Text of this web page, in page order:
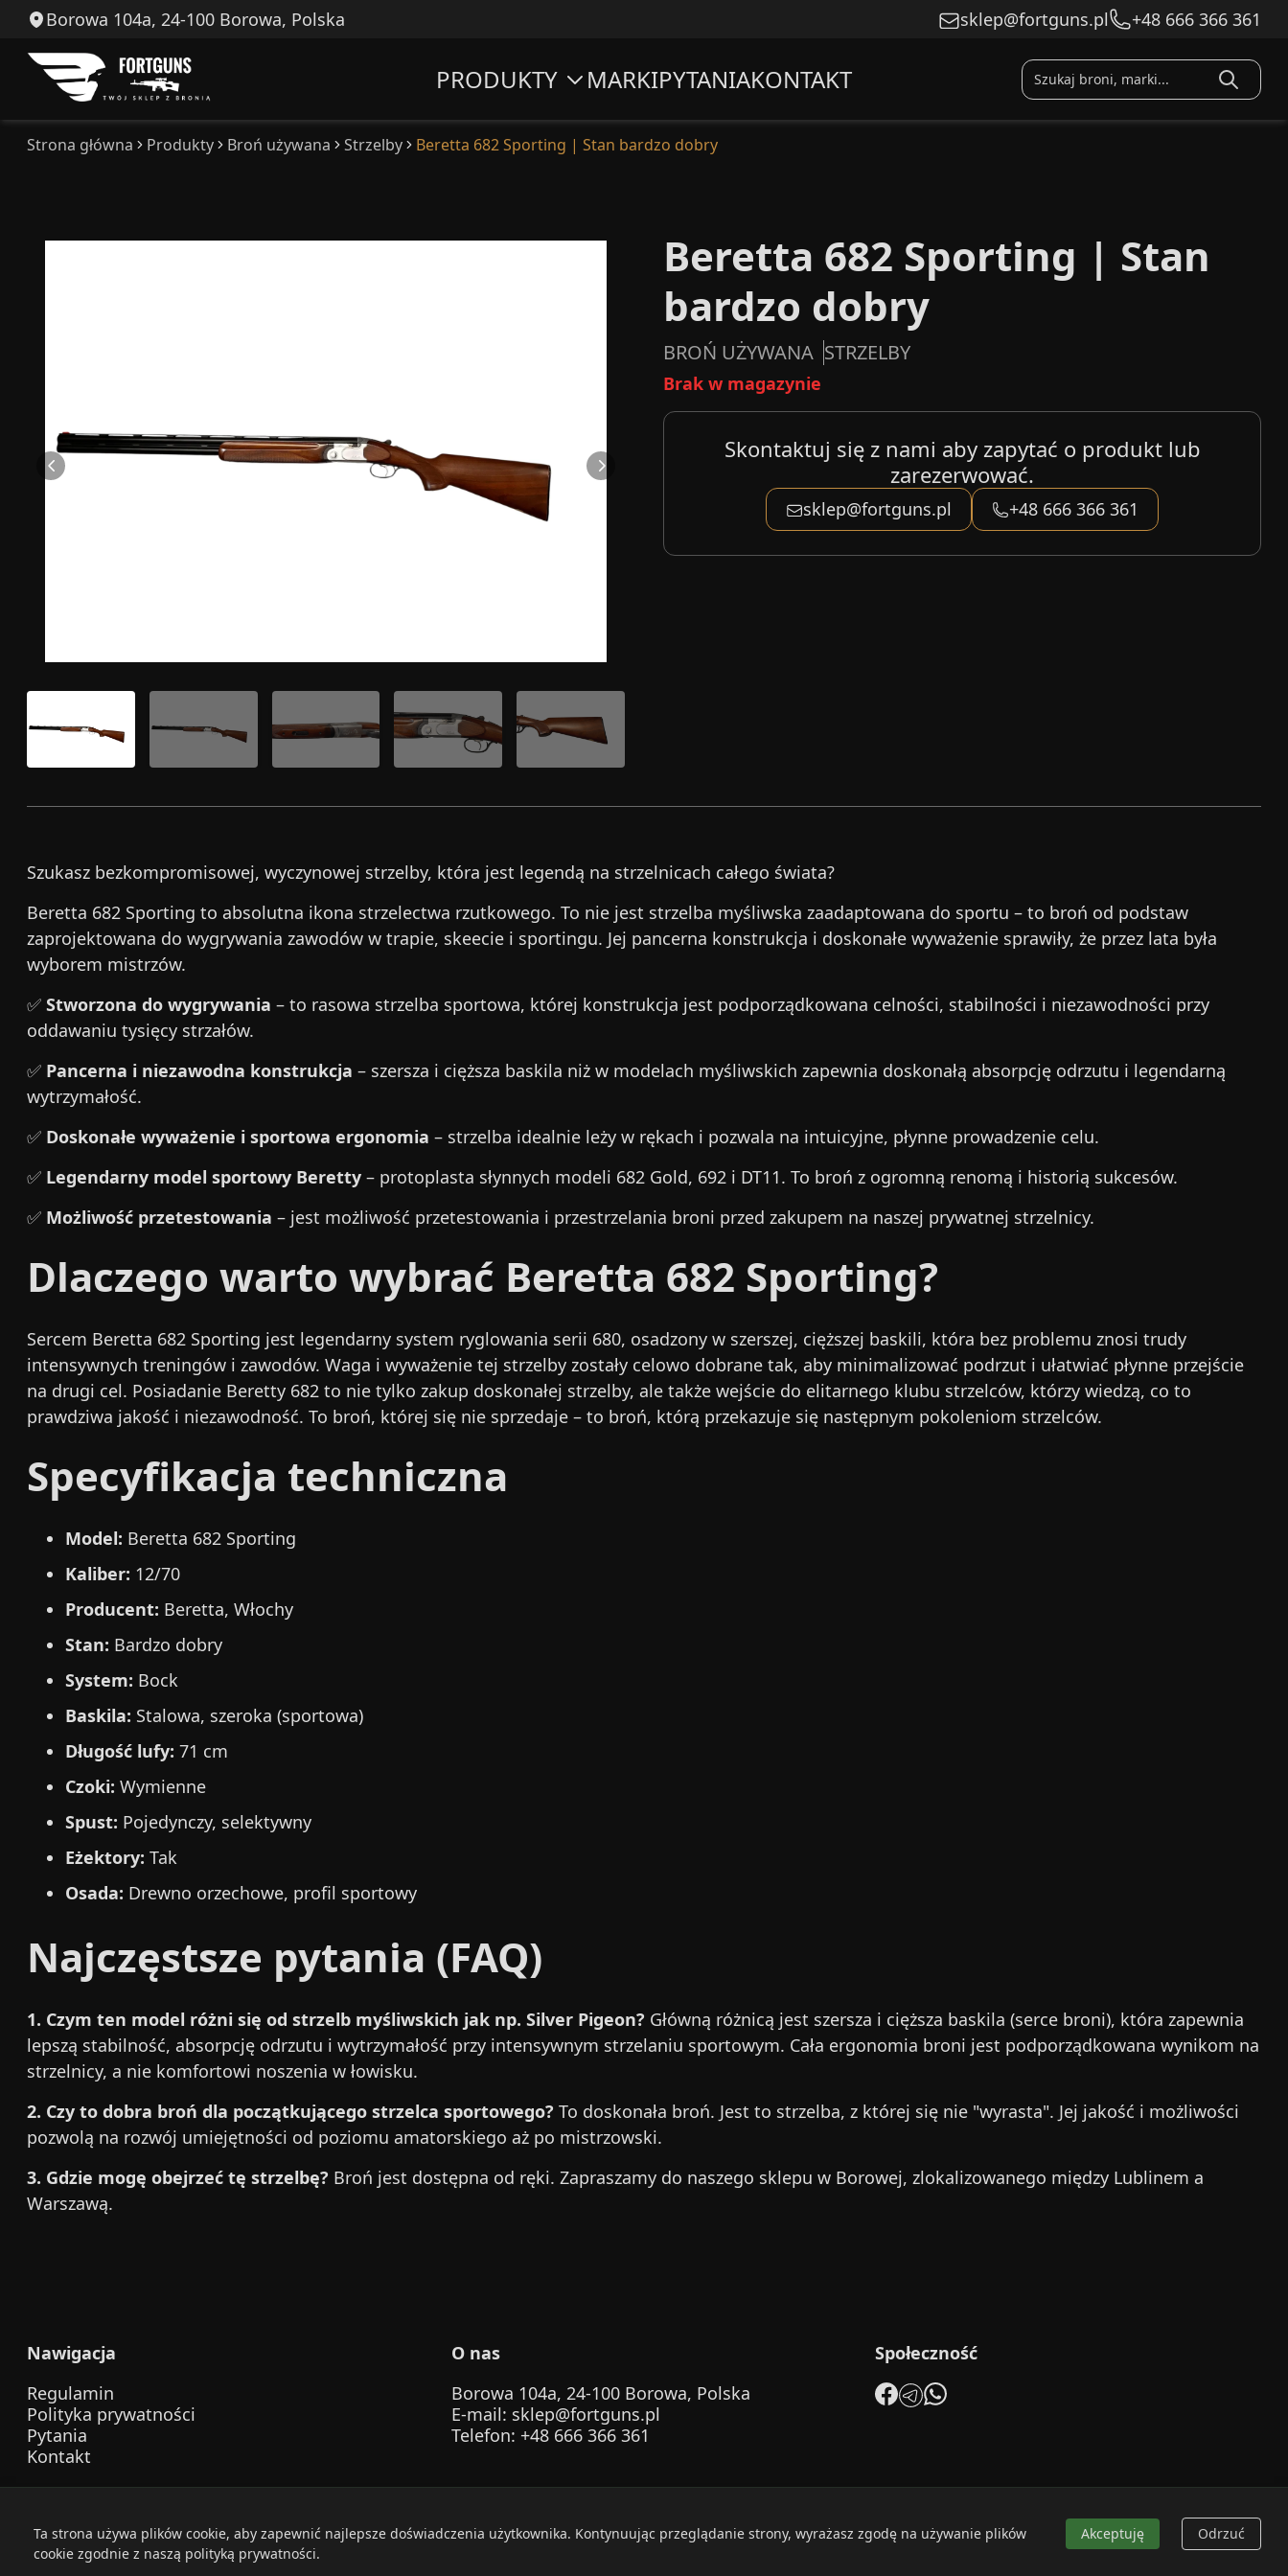
Borowa 104a, 24-100 Borowa, Polska sklep@fortguns.pl +48 666 366 361
PRODUKTY MARKIPYTANIAKONTAKT
Strona główna Produkty Broń używana Strzelby Beretta 682 Sporting | Stan bardzo dobry
Beretta 682 Sporting | Stan
bardzo dobry
BROŃ UŻYWANA STRZELBY
Brak w magazynie
Skontaktuj się z nami aby zapytać o produkt lub
zarezerwować.
sklep@fortguns.pl +48 666 366 361
Szukasz bezkompromisowej, wyczynowej strzelby, która jest legendą na strzelnicach całego świata?
Beretta 682 Sporting to absolutna ikona strzelectwa rzutkowego. To nie jest strzelba myśliwska zaadaptowana do sportu – to broń od podstaw
zaprojektowana do wygrywania zawodów w trapie, skeecie i sportingu. Jej pancerna konstrukcja i doskonałe wyważenie sprawiły, że przez lata była
wyborem mistrzów.
✅ Stworzona do wygrywania – to rasowa strzelba sportowa, której konstrukcja jest podporządkowana celności, stabilności i niezawodności przy
oddawaniu tysięcy strzałów.
✅ Pancerna i niezawodna konstrukcja – szersza i cięższa baskila niż w modelach myśliwskich zapewnia doskonałą absorpcję odrzutu i legendarną
wytrzymałość.
✅ Doskonałe wyważenie i sportowa ergonomia – strzelba idealnie leży w rękach i pozwala na intuicyjne, płynne prowadzenie celu.
✅ Legendarny model sportowy Beretty – protoplasta słynnych modeli 682 Gold, 692 i DT11. To broń z ogromną renomą i historią sukcesów.
✅ Możliwość przetestowania – jest możliwość przetestowania i przestrzelania broni przed zakupem na naszej prywatnej strzelnicy.
Dlaczego warto wybrać Beretta 682 Sporting?
Sercem Beretta 682 Sporting jest legendarny system ryglowania serii 680, osadzony w szerszej, cięższej baskili, która bez problemu znosi trudy
intensywnych treningów i zawodów. Waga i wyważenie tej strzelby zostały celowo dobrane tak, aby minimalizować podrzut i ułatwiać płynne przejście
na drugi cel. Posiadanie Beretty 682 to nie tylko zakup doskonałej strzelby, ale także wejście do elitarnego klubu strzelców, którzy wiedzą, co to
prawdziwa jakość i niezawodność. To broń, której się nie sprzedaje – to broń, którą przekazuje się następnym pokoleniom strzelców.
Specyfikacja techniczna
Model: Beretta 682 Sporting
Kaliber: 12/70
Producent: Beretta, Włochy
Stan: Bardzo dobry
System: Bock
Baskila: Stalowa, szeroka (sportowa)
Długość lufy: 71 cm
Czoki: Wymienne
Spust: Pojedynczy, selektywny
Eżektory: Tak
Osada: Drewno orzechowe, profil sportowy
Najczęstsze pytania (FAQ)
1. Czym ten model różni się od strzelb myśliwskich jak np. Silver Pigeon? Główną różnicą jest szersza i cięższa baskila (serce broni), która zapewnia
lepszą stabilność, absorpcję odrzutu i wytrzymałość przy intensywnym strzelaniu sportowym. Cała ergonomia broni jest podporządkowana wynikom na
strzelnicy, a nie komfortowi noszenia w łowisku.
2. Czy to dobra broń dla początkującego strzelca sportowego? To doskonała broń. Jest to strzelba, z której się nie "wyrasta". Jej jakość i możliwości
pozwolą na rozwój umiejętności od poziomu amatorskiego aż po mistrzowski.
3. Gdzie mogę obejrzeć tę strzelbę? Broń jest dostępna od ręki. Zapraszamy do naszego sklepu w Borowej, zlokalizowanego między Lublinem a
Warszawą.
Nawigacja
Regulamin
Polityka prywatności
Pytania
Kontakt
O nas
Borowa 104a, 24-100 Borowa, Polska
E-mail: sklep@fortguns.pl
Telefon: +48 666 366 361
Społeczność
© 2026 FortGuns. Zachowaj bezpieczeństwo. Strzelaj odpowiedzialnie.
Ta strona używa plików cookie, aby zapewnić najlepsze doświadczenia użytkownika. Kontynuując przeglądanie strony, wyrażasz zgodę na używanie plików
cookie zgodnie z naszą polityką prywatności.
Akceptuję Odrzuć